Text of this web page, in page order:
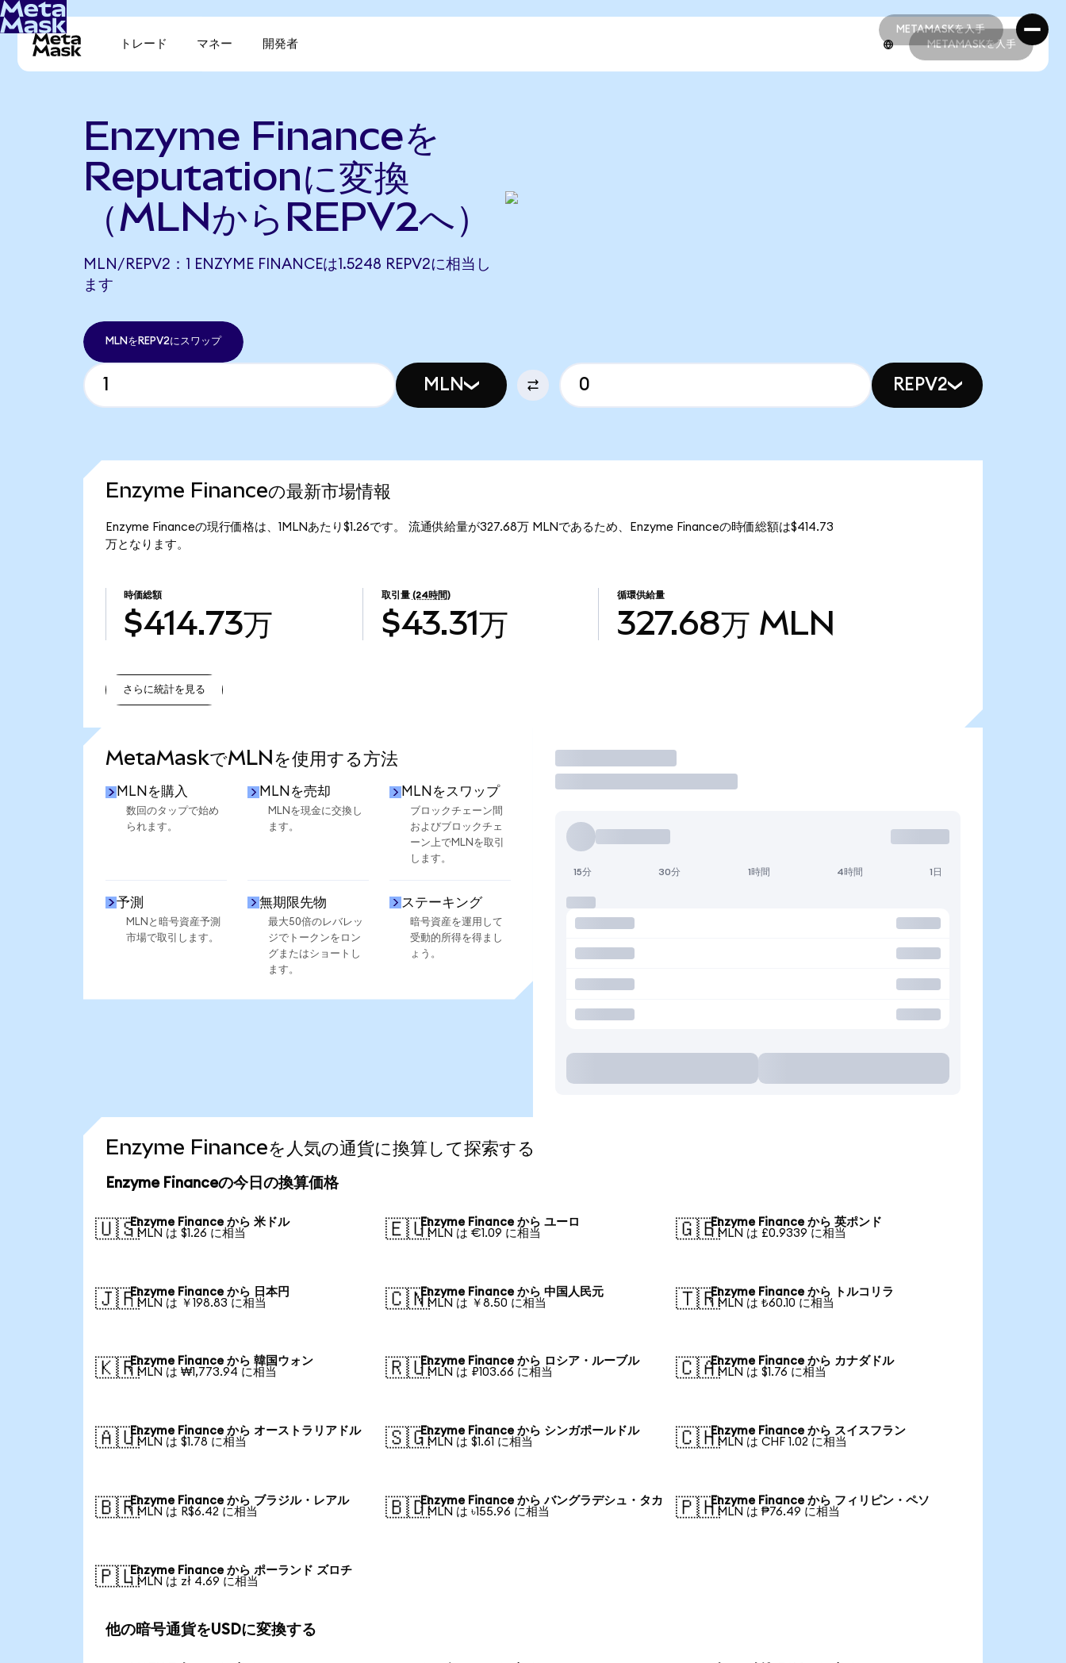
METAMASKを入手
METAMASKを入手
トレード マネー 開発者 METAMASKを入手
Enzyme Financeを
Reputationに変換
（MLNからREPV2へ）
MLN/REPV2：1 ENZYME FINANCEは1.5248 REPV2に相当し
ます
MLNをREPV2にスワップ
MLN REPV2
Enzyme Financeの最新市場情報
Enzyme Financeの現行価格は、1MLNあたり$1.26です。 流通供給量が327.68万 MLNであるため、Enzyme Financeの時価総額は$414.73
万となります。
時価総額
$414.73万
取引量 (24時間)
$43.31万
循環供給量
327.68万 MLN
さらに統計を見る
MetaMaskでMLNを使用する方法
MLNを購入
数回のタップで始め
られます。
MLNを売却
MLNを現金に交換し
ます。
MLNをスワップ
ブロックチェーン間
およびブロックチェ
ーン上でMLNを取引
します。
予測
MLNと暗号資産予測
市場で取引します。
無期限先物
最大50倍のレバレッ
ジでトークンをロン
グまたはショートし
ます。
ステーキング
暗号資産を運用して
受動的所得を得まし
ょう。
取引
15分 30分 1時間 4時間 1日
Enzyme Financeを人気の通貨に換算して探索する
Enzyme Financeの今日の換算価格
🇺🇸Enzyme Finance から 米ドル
1 MLN は $1.26 に相当
🇪🇺Enzyme Finance から ユーロ
1 MLN は €1.09 に相当
🇬🇧Enzyme Finance から 英ポンド
1 MLN は £0.9339 に相当
🇯🇵Enzyme Finance から 日本円
1 MLN は ￥198.83 に相当
🇨🇳Enzyme Finance から 中国人民元
1 MLN は ￥8.50 に相当
🇹🇷Enzyme Finance から トルコリラ
1 MLN は ₺60.10 に相当
🇰🇷Enzyme Finance から 韓国ウォン
1 MLN は ₩1,773.94 に相当
🇷🇺Enzyme Finance から ロシア・ルーブル
1 MLN は ₽103.66 に相当
🇨🇦Enzyme Finance から カナダドル
1 MLN は $1.76 に相当
🇦🇺Enzyme Finance から オーストラリアドル
1 MLN は $1.78 に相当
🇸🇬Enzyme Finance から シンガポールドル
1 MLN は $1.61 に相当
🇨🇭Enzyme Finance から スイスフラン
1 MLN は CHF 1.02 に相当
🇧🇷Enzyme Finance から ブラジル・レアル
1 MLN は R$6.42 に相当
🇧🇩Enzyme Finance から バングラデシュ・タカ
1 MLN は ৳155.96 に相当
🇵🇭Enzyme Finance から フィリピン・ペソ
1 MLN は ₱76.49 に相当
🇵🇱Enzyme Finance から ポーランド ズロチ
1 MLN は zł 4.69 に相当
他の暗号通貨をUSDに変換する